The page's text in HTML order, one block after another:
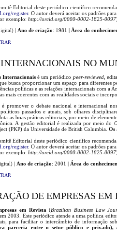
Editorial deste periódico científico
register. O autor deverá aceitar os padrões
exemplo:http://orcid.org/0000-0002-1825-0097
|Ano de criação: 1981 |Área do
NO
Internacionaisé um periódico peer-reviewed,
busca proporcionar um espaço para diferentes
políticas e as relações internacionais com a
mais coerentes com as realidades sociais e
promover o debate nacional e internacional
passados e atuais, sob olhares
as boas práticas editoriais, por meio de
A gestão editorial é realizada por meio do
(PKP) da Universidade de British Columbia. Os
Editorial deste periódico científico
register. O autor deverá aceitar os padrões
exemplo:http://orcid.org/0000-0002-1825-0097
| Ano de criação: 2001 | Área do
DE EMPRESAS EM
em Revista (Brazilian Business Law
2003. Este periódico atende a uma política
para facilitar o intercâmbio de informação
parceria entre o setor público e privado),